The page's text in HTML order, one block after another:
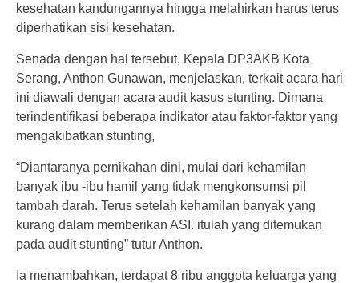
kesehatan kandungannya hingga melahirkan harus terus
diperhatikan sisi kesehatan.
Senada dengan hal tersebut, Kepala DP3AKB Kota
Serang, Anthon Gunawan, menjelaskan, terkait acara hari
ini diawali dengan acara audit kasus stunting. Dimana
terindentifikasi beberapa indikator atau faktor-faktor yang
mengakibatkan stunting,
“Diantaranya pernikahan dini, mulai dari kehamilan
banyak ibu -ibu hamil yang tidak mengkonsumsi pil
tambah darah. Terus setelah kehamilan banyak yang
kurang dalam memberikan ASI. itulah yang ditemukan
pada audit stunting” tutur Anthon.
Ia menambahkan, terdapat 8 ribu anggota keluarga yang